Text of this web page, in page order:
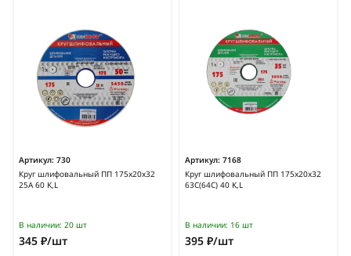
Артикул: 730
Круг шлифовальный ПП 175х20х32
25А 60 K,L
В наличии: 20 шт
345 ₽/шт
Артикул: 7168
Круг шлифовальный ПП 175х20х32
63С(64С) 40 K,L
В наличии: 16 шт
395 ₽/шт